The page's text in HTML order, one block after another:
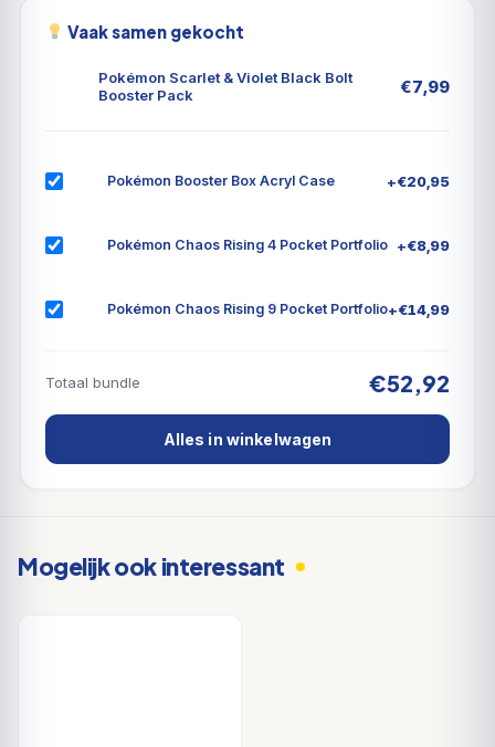
Vaak samen gekocht
Pokémon Scarlet & Violet Black Bolt
Booster Pack
€7,99
Pokémon Booster Box Acryl Case +€20,95
Pokémon Chaos Rising 4 Pocket Portfolio +€8,99
Pokémon Chaos Rising 9 Pocket Portfolio+€14,99
Totaal bundle €52,92
Alles in winkelwagen
Mogelijk ook interessant